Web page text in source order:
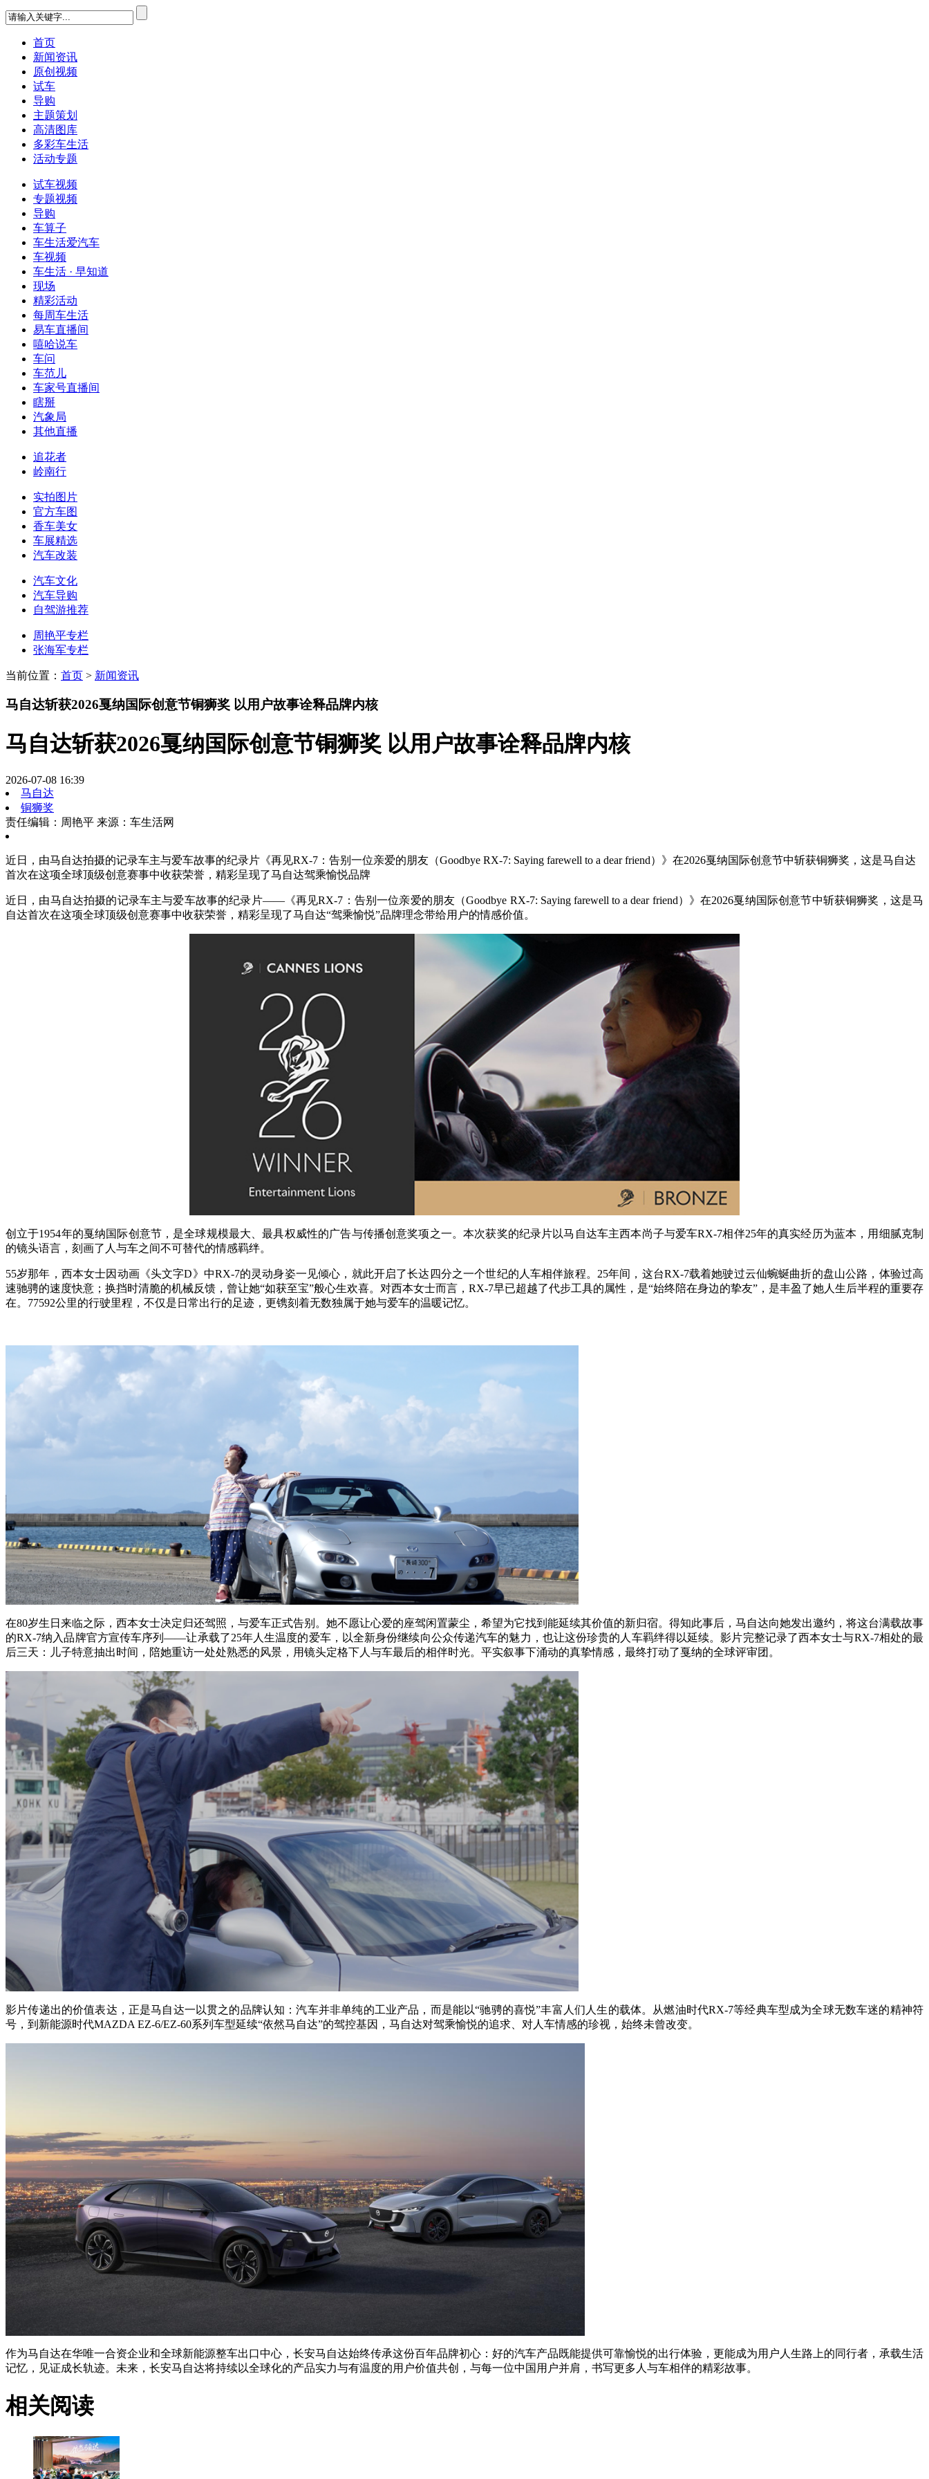
首页
新闻资讯
原创视频
试车
导购
主题策划
高清图库
多彩车生活
活动专题
试车视频
专题视频
导购
车算子
车生活爱汽车
车视频
车生活 · 早知道
现场
精彩活动
每周车生活
易车直播间
嘻哈说车
车问
车范儿
车家号直播间
瞎掰
汽象局
其他直播
追花者
岭南行
实拍图片
官方车图
香车美女
车展精选
汽车改装
汽车文化
汽车导购
自驾游推荐
周艳平专栏
张海军专栏
当前位置： 首页 > 新闻资讯
马自达斩获2026戛纳国际创意节铜狮奖 以用户故事诠释品牌内核
马自达斩获2026戛纳国际创意节铜狮奖 以用户故事诠释品牌内核
2026-07-08 16:39
马自达
铜狮奖
责任编辑：周艳平 来源：车生活网
近日，由马自达拍摄的记录车主与爱车故事的纪录片《再见RX-7：告别一位亲爱的朋友（Goodbye RX-7: Saying farewell to a dear friend）》在2026戛纳国际创意节中斩获铜狮奖，这是马自达
首次在这项全球顶级创意赛事中收获荣誉，精彩呈现了马自达驾乘愉悦品牌
近日，由马自达拍摄的记录车主与爱车故事的纪录片——《再见RX-7：告别一位亲爱的朋友（Goodbye RX-7: Saying farewell to a dear friend）》在2026戛纳国际创意节中斩获铜狮奖，这是马
自达首次在这项全球顶级创意赛事中收获荣誉，精彩呈现了马自达“驾乘愉悦”品牌理念带给用户的情感价值。
创立于1954年的戛纳国际创意节，是全球规模最大、最具权威性的广告与传播创意奖项之一。本次获奖的纪录片以马自达车主西本尚子与爱车RX-7相伴25年的真实经历为蓝本，用细腻克制
的镜头语言，刻画了人与车之间不可替代的情感羁绊。
55岁那年，西本女士因动画《头文字D》中RX-7的灵动身姿一见倾心，就此开启了长达四分之一个世纪的人车相伴旅程。25年间，这台RX-7载着她驶过云仙蜿蜒曲折的盘山公路，体验过高
速驰骋的速度快意；换挡时清脆的机械反馈，曾让她“如获至宝”般心生欢喜。对西本女士而言，RX-7早已超越了代步工具的属性，是“始终陪在身边的挚友”，是丰盈了她人生后半程的重要存
在。77592公里的行驶里程，不仅是日常出行的足迹，更镌刻着无数独属于她与爱车的温暖记忆。
在80岁生日来临之际，西本女士决定归还驾照，与爱车正式告别。她不愿让心爱的座驾闲置蒙尘，希望为它找到能延续其价值的新归宿。得知此事后，马自达向她发出邀约，将这台满载故事
的RX-7纳入品牌官方宣传车序列——让承载了25年人生温度的爱车，以全新身份继续向公众传递汽车的魅力，也让这份珍贵的人车羁绊得以延续。影片完整记录了西本女士与RX-7相处的最
后三天：儿子特意抽出时间，陪她重访一处处熟悉的风景，用镜头定格下人与车最后的相伴时光。平实叙事下涌动的真挚情感，最终打动了戛纳的全球评审团。
影片传递出的价值表达，正是马自达一以贯之的品牌认知：汽车并非单纯的工业产品，而是能以“驰骋的喜悦”丰富人们人生的载体。从燃油时代RX-7等经典车型成为全球无数车迷的精神符
号，到新能源时代MAZDA EZ-6/EZ-60系列车型延续“依然马自达”的驾控基因，马自达对驾乘愉悦的追求、对人车情感的珍视，始终未曾改变。
作为马自达在华唯一合资企业和全球新能源整车出口中心，长安马自达始终传承这份百年品牌初心：好的汽车产品既能提供可靠愉悦的出行体验，更能成为用户人生路上的同行者，承载生活
记忆，见证成长轨迹。未来，长安马自达将持续以全球化的产品实力与有温度的用户价值共创，与每一位中国用户并肩，书写更多人与车相伴的精彩故事。
相关阅读